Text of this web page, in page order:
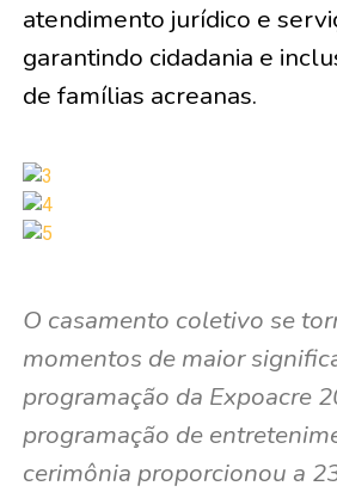
atendimento jurídico e
garantindo cidadania e
de famílias acreanas.
O casamento coletivo se
momentos de maior
programação da Expoacre
programação de
cerimônia proporcionou a